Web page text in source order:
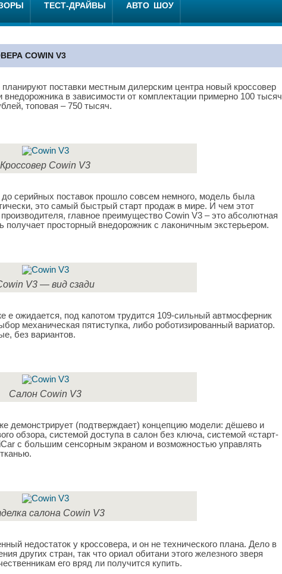
ТЕСТ-ДРАЙВЫ АВТО ШОУ
COWIN V3
поставки местным дилерским центра новый кроссовер
в зависимости от комплектации примерно 100 тысяч
топовая – 750 тысяч.
Кроссовер Cowin V3
серийных поставок прошло совсем немного, модель была
это самый быстрый старт продаж в мире. И чем этот
главное преимущество Cowin V3 – это абсолютная
получает просторный внедорожник с лаконичным экстерьером.
V3 — вид сзади
е ожидается, под капотом трудится 109-сильный автмосферник
механическая пятиступка, либо роботизированный вариатор.
без вариантов.
Салон Cowin V3
демонстрирует (подтверждает) концепцию модели: дёшево и
обзора, системой доступа в салон без ключа, системой «старт-
с большим сенсорным экраном и возможностью управлять
салона Cowin V3
недостаток у кроссовера, и он не технического плана. Дело в
других стран, так что ориал обитани этого железного зверя
его вряд ли получится купить.